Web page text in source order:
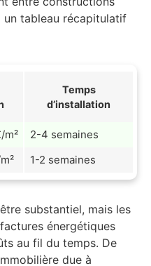
un tableau récapitulatif
Temps
d’installation
m²
2-4 semaines
1-2 semaines
substantiel, mais les
énergétiques
au fil du temps. De
due à